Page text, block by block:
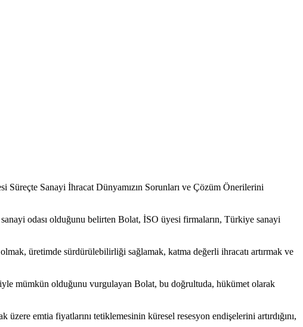
Sanayi İhracat Dünyamızın Sorunları ve Çözüm Önerilerini
odası olduğunu belirten Bolat, İSO üyesi firmaların, Türkiye sanayi
üretimde sürdürülebilirliği sağlamak, katma değerli ihracatı artırmak ve
mümkün olduğunu vurgulayan Bolat, bu doğrultuda, hükümet olarak
emtia fiyatlarını tetiklemesinin küresel resesyon endişelerini artırdığını,